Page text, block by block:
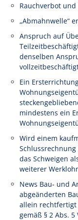
Rauchverbot
„Abmahnwelle“
Anspruch auf
denselben
Ein
mindestens ein
Wird einem
das Schweigen
weiterer
News Bau- und
abgeänderten
allein rechtfertigt
gemäß § 2 Abs. 5